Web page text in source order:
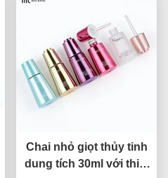
Chai nhỏ giọt thủy tinh
dung tích 30ml với thiết